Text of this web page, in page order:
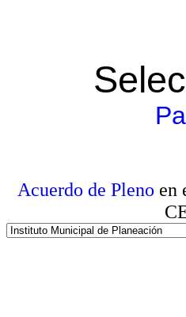
Acuerdo de Pleno en